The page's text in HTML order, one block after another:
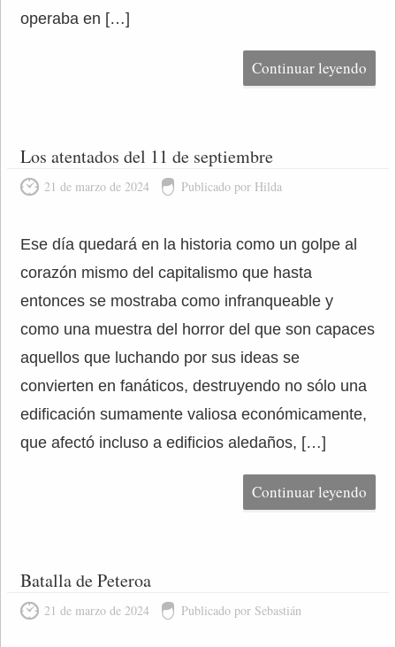
operaba en […]
Continuar leyendo
Los atentados del 11 de septiembre
21 de marzo de 2024 Publicado por Hilda
Ese día quedará en la historia como un golpe al
corazón mismo del capitalismo que hasta
entonces se mostraba como infranqueable y
como una muestra del horror del que son capaces
aquellos que luchando por sus ideas se
convierten en fanáticos, destruyendo no sólo una
edificación sumamente valiosa económicamente,
que afectó incluso a edificios aledaños, […]
Continuar leyendo
Batalla de Peteroa
21 de marzo de 2024 Publicado por Sebastián